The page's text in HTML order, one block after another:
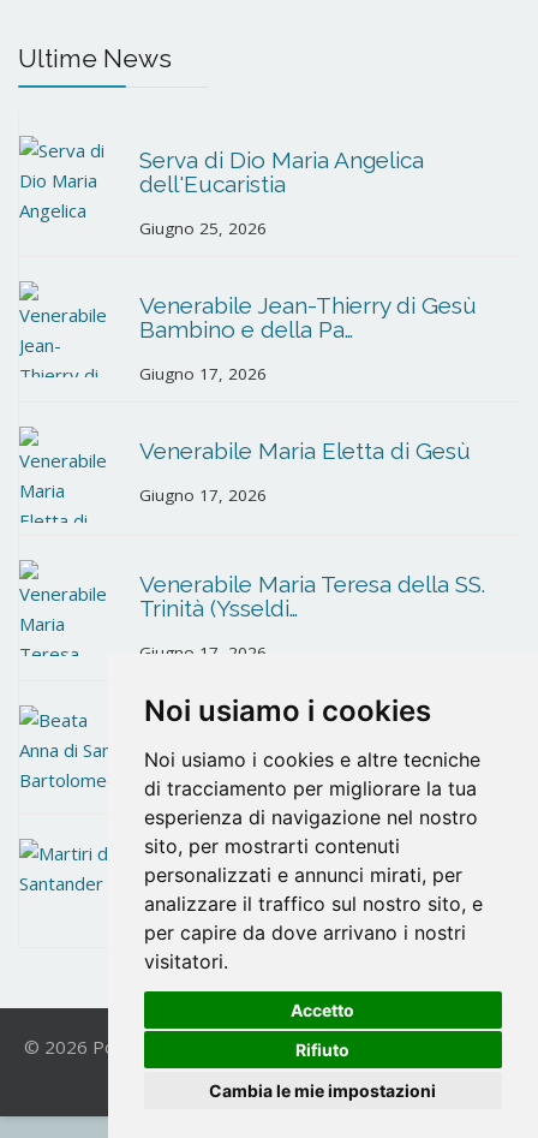
Noi usiamo i cookies
Noi usiamo i cookies e altre tecniche
di tracciamento per migliorare la tua
esperienza di navigazione nel nostro
sito, per mostrarti contenuti
personalizzati e annunci mirati, per
analizzare il traffico sul nostro sito, e
per capire da dove arrivano i nostri
visitatori.
Accetto
Rifiuto
Cambia le mie impostazioni
Ultime News
Serva di Dio Maria Angelica
dell'Eucaristia
Giugno 25, 2026
Venerabile Jean-Thierry di Gesù
Bambino e della Pa…
Giugno 17, 2026
Venerabile Maria Eletta di Gesù
Giugno 17, 2026
Venerabile Maria Teresa della SS.
Trinità (Ysseldi…
Giugno 17, 2026
Beata Anna di San Bartolomeo
Giugno 10, 2026
Martiri di Santander
Maggio 26, 2026
© 2026 Postulazione OCD. All Rights Reserved. | Powered
byVICIS|Privacy Policy